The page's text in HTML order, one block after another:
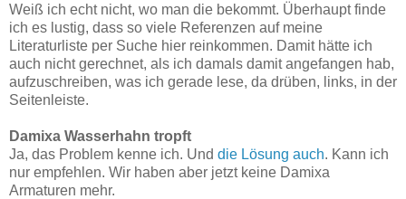
Weiß ich echt nicht, wo man die bekommt. Überhaupt finde
ich es lustig, dass so viele Referenzen auf meine
Literaturliste per Suche hier reinkommen. Damit hätte ich
auch nicht gerechnet, als ich damals damit angefangen hab,
aufzuschreiben, was ich gerade lese, da drüben, links, in der
Seitenleiste.
Damixa Wasserhahn tropft
Ja, das Problem kenne ich. Und die Lösung auch. Kann ich
nur empfehlen. Wir haben aber jetzt keine Damixa
Armaturen mehr.